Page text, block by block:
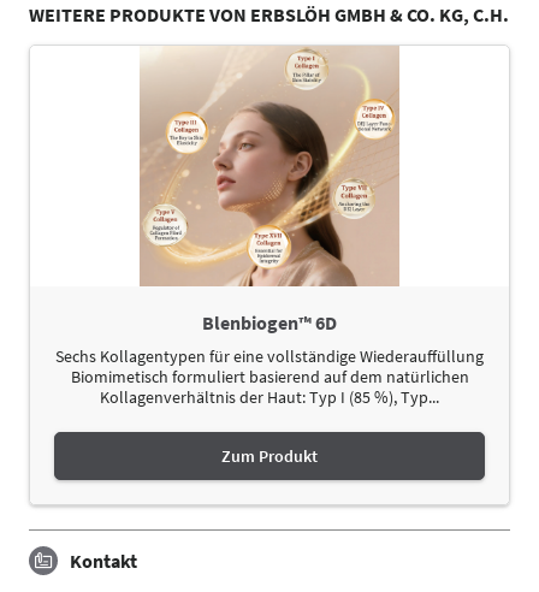
WEITERE PRODUKTE VON ERBSLÖH GMBH & CO. KG, C.H.
Blenbiogen™ 6D
Sechs Kollagentypen für eine vollständige Wiederauffüllung
Biomimetisch formuliert basierend auf dem natürlichen
Kollagenverhältnis der Haut: Typ I (85 %), Typ...
Zum Produkt
Kontakt